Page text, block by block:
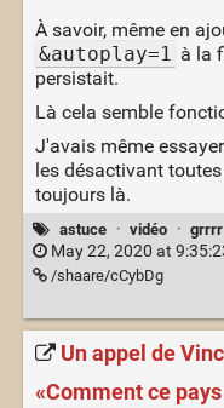
À savoir, même en
&autoplay=1 à la
persistait.
Là cela semble
J'avais même
les désactivant
toujours là.
astuce · vidéo · grrrr
May 22, 2020 at
/shaare/cCybDg
Un appel de
«Comment ce